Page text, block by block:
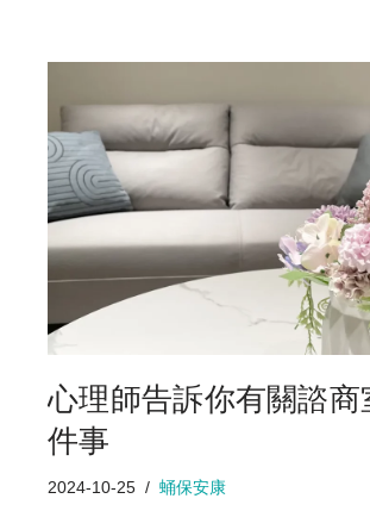
心理師告訴你有關諮商
件事
2024-10-25 蛹保安康